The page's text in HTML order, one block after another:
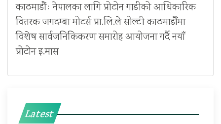
काठमाडौंः नेपालका लागि प्रोटोन गाडीको आधिकारिक
वितरक जगदम्बा मोटर्स प्रा.लि.ले सोल्टी काठमाडौँमा
विशेष सार्वजनिकिकरण समारोह आयोजना गर्दै नयाँ
प्रोटोन इ.मास
Latest